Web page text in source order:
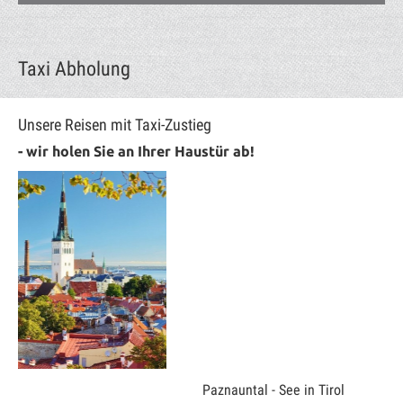
Taxi Abholung
Unsere Reisen mit Taxi-Zustieg
- wir holen Sie an Ihrer Haustür ab!